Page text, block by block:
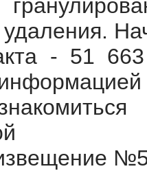
- 51
№